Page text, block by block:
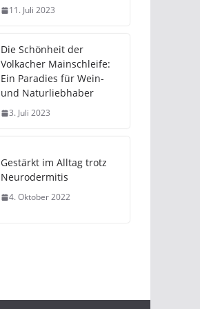
11. Juli 2023
Die Schönheit der
Volkacher Mainschleife:
Ein Paradies für Wein-
und Naturliebhaber
3. Juli 2023
Gestärkt im Alltag trotz
Neurodermitis
4. Oktober 2022